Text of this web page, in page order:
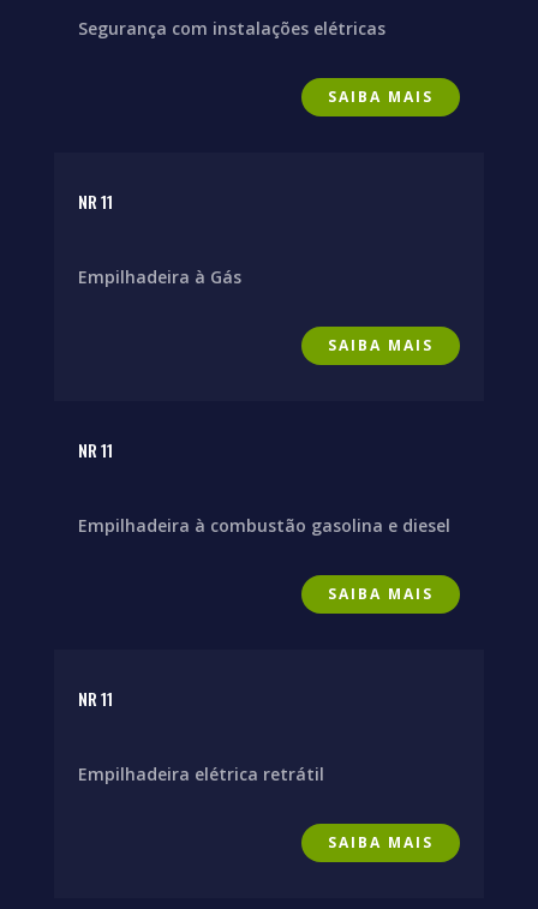
Segurança com instalações elétricas
SAIBA MAIS
NR 11
Empilhadeira à Gás
SAIBA MAIS
NR 11
Empilhadeira à combustão gasolina e diesel
SAIBA MAIS
NR 11
Empilhadeira elétrica retrátil
SAIBA MAIS